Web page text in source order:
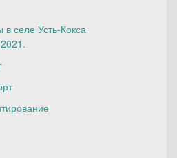
селе Усть-Кокса